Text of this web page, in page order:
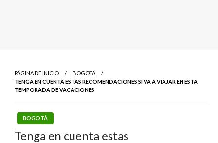
PÁGINA DE INICIO
BOGOTÁ
TENGA EN CUENTA ESTAS RECOMENDACIONES SI VA A VIAJAR EN ESTA
TEMPORADA DE VACACIONES
BOGOTÁ
Tenga en cuenta estas